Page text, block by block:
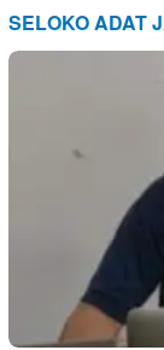
SELOKO ADAT